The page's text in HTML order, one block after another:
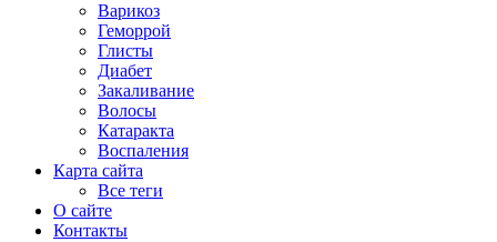
Варикоз
Геморрой
Глисты
Диабет
Закаливание
Волосы
Катаракта
Воспаления
Карта сайта
Все теги
О сайте
Контакты